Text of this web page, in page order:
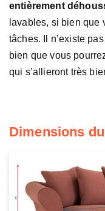
entièrement
lavables, si bien que
tâches. Il n’existe
bien que vous
qui s’allieront très
Dimensions